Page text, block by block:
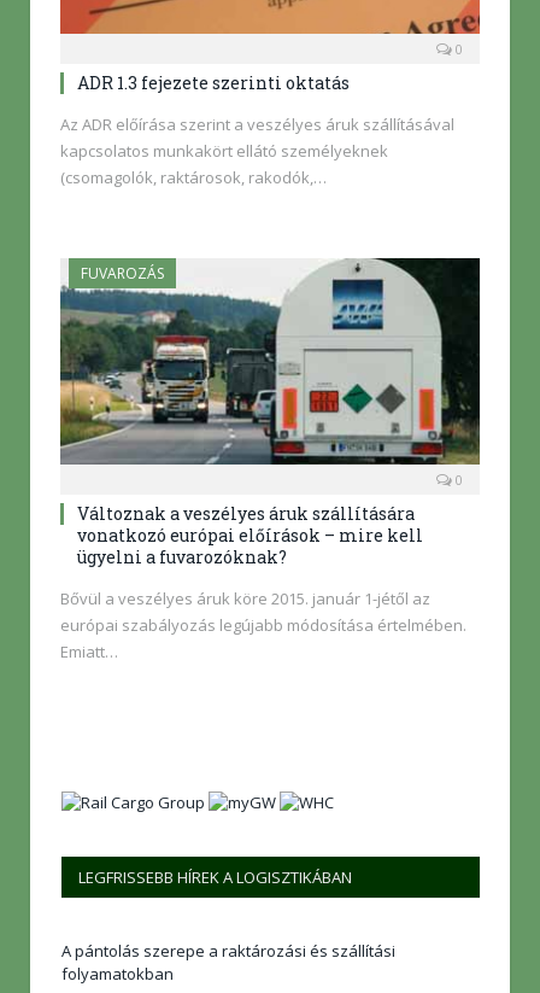
0
ADR 1.3 fejezete szerinti oktatás
Az ADR előírása szerint a veszélyes áruk szállításával
kapcsolatos munkakört ellátó személyeknek
(csomagolók, raktárosok, rakodók,…
FUVAROZÁS
0
Változnak a veszélyes áruk szállítására
vonatkozó európai előírások – mire kell
ügyelni a fuvarozóknak?
Bővül a veszélyes áruk köre 2015. január 1-jétől az
európai szabályozás legújabb módosítása értelmében.
Emiatt…
LEGFRISSEBB HÍREK A LOGISZTIKÁBAN
A pántolás szerepe a raktározási és szállítási
folyamatokban